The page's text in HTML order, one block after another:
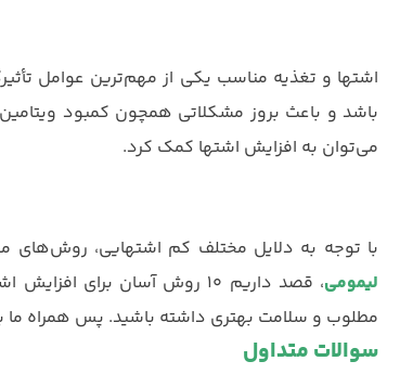
اشتها و تغذیه مناسب یکی از مهم‌ترین عوامل
باشد و باعث بروز مشکلاتی همچون کمبود
می‌توان به افزایش اشتها کمک کرد.
با توجه به دلایل مختلف کم اشتهایی، روش‌های
لیمومی
، قصد داریم ۱۰ روش آسان برای
مطلوب و سلامت بهتری داشته باشید. پس همراه ما
سوالات متداول